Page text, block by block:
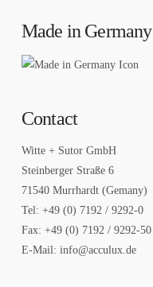
Made in Germany
Contact
Witte + Sutor GmbH
Steinberger Straße 6
71540 Murrhardt (Gemany)
Tel: +49 (0) 7192 / 9292-0
Fax: +49 (0) 7192 / 9292-50
E-Mail: info@acculux.de